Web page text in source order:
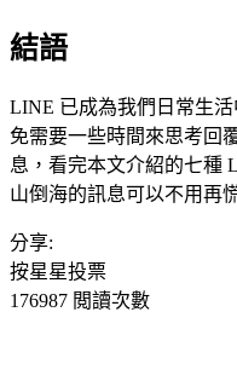
結語
LINE 已成為我們日常生
免需要一些時間來思考回
息，看完本文介紹的七種
山倒海的訊息可以不用再
分享:
按星星投票
176987 閲讀次數